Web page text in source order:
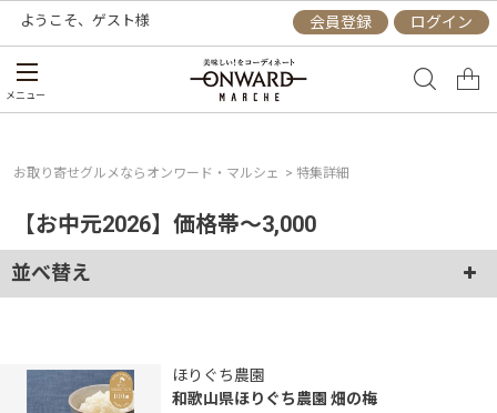
ようこそ、 ゲスト様 会員登録 ログイン
メニュー
お取り寄せグルメならオンワード・マルシェ > 特集詳細
【お中元2026】価格帯～3,000
並べ替え
ほりぐち農園
和歌山県ほりぐち農園 畑の梅